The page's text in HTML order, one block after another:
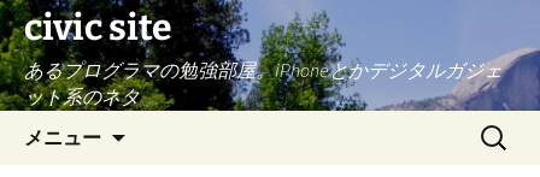
civic site
あるプログラマの勉強部屋。iPhoneとかデジタルガジェ
ット系のネタ
メニュー
検
索: